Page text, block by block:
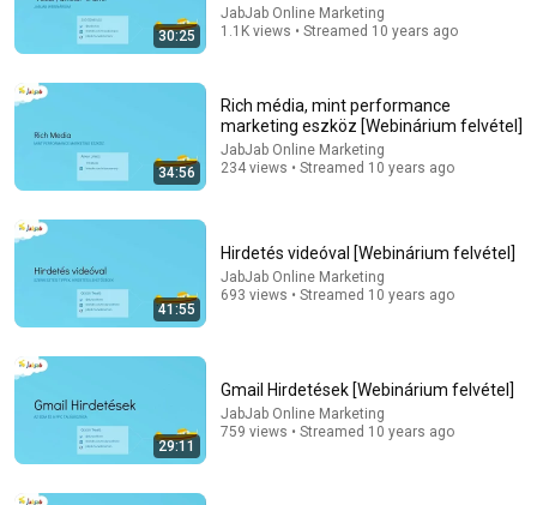
[Webinárium felvétel]
JabJab Online Marketing • 1.1K views
30:25
JabJab Online Marketing
1.1K views • Streamed 10 years ago
34:56
Rich média, mint performance
marketing eszköz [Webinárium felvétel]
JabJab Online Marketing
234 views • Streamed 10 years ago
41:55
Hirdetés videóval [Webinárium felvétel]
JabJab Online Marketing
693 views • Streamed 10 years ago
29:11
Gmail Hirdetések [Webinárium felvétel]
JabJab Online Marketing
759 views • Streamed 10 years ago